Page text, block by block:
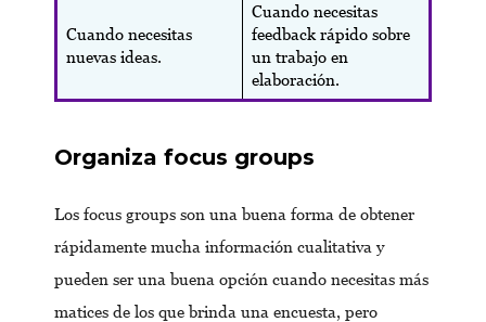
Cuando necesitas
nuevas ideas.
Cuando necesitas
feedback rápido sobre
un trabajo en
elaboración.
Organiza focus groups
Los focus groups son una buena forma de obtener
rápidamente mucha información cualitativa y
pueden ser una buena opción cuando necesitas más
matices de los que brinda una encuesta, pero